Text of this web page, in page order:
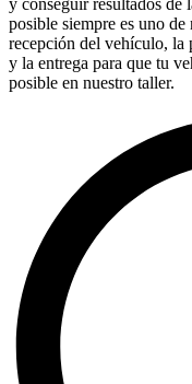
y conseguir resultados de
posible siempre es uno
recepción del vehículo, la
y la entrega para que tu
posible en nuestro taller.